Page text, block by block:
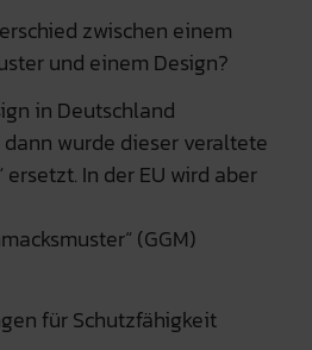
zwischen einem
und einem Design?
in Deutschland
dann wurde dieser veraltete
ersetzt. In der EU wird aber
(GGM)
für Schutzfähigkeit